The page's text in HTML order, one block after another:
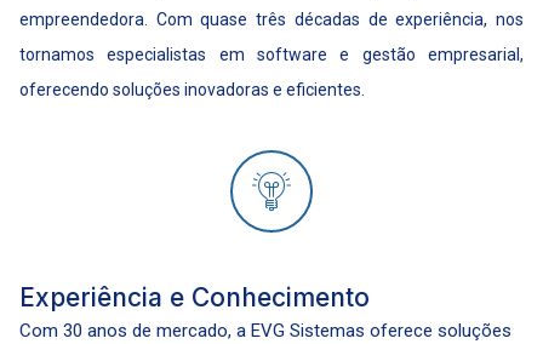
empreendedora. Com quase três décadas de experiência, nos
tornamos especialistas em software e gestão empresarial,
oferecendo soluções inovadoras e eficientes.
Experiência e Conhecimento
Com 30 anos de mercado, a EVG Sistemas oferece soluções